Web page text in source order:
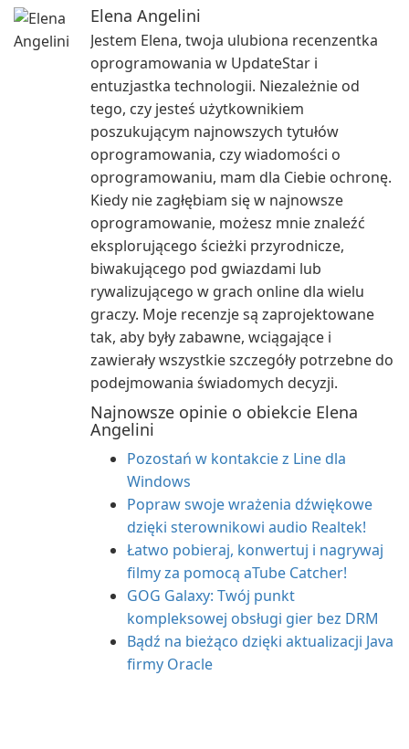
Elena Angelini
Jestem Elena, twoja ulubiona recenzentka
oprogramowania w UpdateStar i
entuzjastka technologii. Niezależnie od
tego, czy jesteś użytkownikiem
poszukującym najnowszych tytułów
oprogramowania, czy wiadomości o
oprogramowaniu, mam dla Ciebie ochronę.
Kiedy nie zagłębiam się w najnowsze
oprogramowanie, możesz mnie znaleźć
eksplorującego ścieżki przyrodnicze,
biwakującego pod gwiazdami lub
rywalizującego w grach online dla wielu
graczy. Moje recenzje są zaprojektowane
tak, aby były zabawne, wciągające i
zawierały wszystkie szczegóły potrzebne do
podejmowania świadomych decyzji.
Najnowsze opinie o obiekcie Elena
Angelini
Pozostań w kontakcie z Line dla
Windows
Popraw swoje wrażenia dźwiękowe
dzięki sterownikowi audio Realtek!
Łatwo pobieraj, konwertuj i nagrywaj
filmy za pomocą aTube Catcher!
GOG Galaxy: Twój punkt
kompleksowej obsługi gier bez DRM
Bądź na bieżąco dzięki aktualizacji Java
firmy Oracle